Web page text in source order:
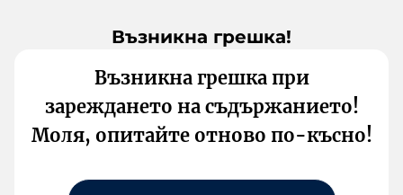
Възникна грешка!
Възникна грешка при
зареждането на съдържанието!
Моля, опитайте отново по-късно!